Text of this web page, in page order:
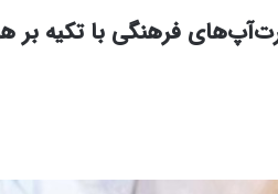
فرهنگی با تکیه